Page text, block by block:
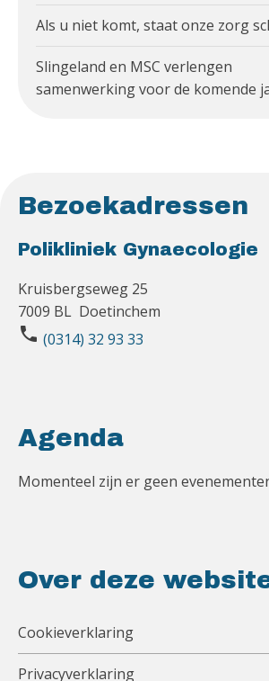
Als u niet komt, staat onze zorg
Slingeland en MSC verlengen
samenwerking voor de komende
Bezoekadressen
Polikliniek Gynaecologie
Kruisbergseweg 25
7009 BL Doetinchem
phone (0314) 32 93 33
Agenda
Momenteel zijn er geen
Over deze
Cookieverklaring
Privacyverklaring